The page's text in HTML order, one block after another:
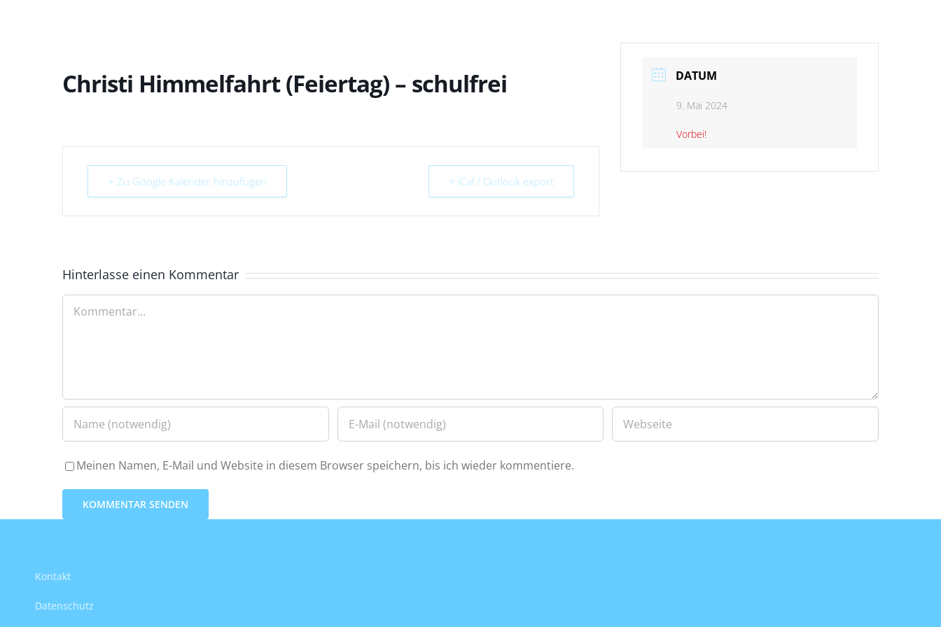
Christi Himmelfahrt (Feiertag) – schulfrei
+ Zu Google Kalender hinzufügen + iCal / Outlook export
DATUM
9. Mai 2024
Vorbei!
Hinterlasse einen Kommentar
Kommentar
Meinen Namen, E-Mail und Website in diesem Browser speichern, bis ich wieder kommentiere.
Kontakt
Datenschutz